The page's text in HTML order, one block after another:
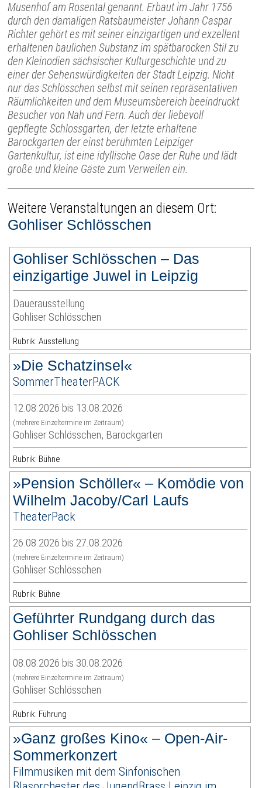
Musenhof am Rosental genannt. Erbaut im Jahr 1756
durch den damaligen Ratsbaumeister Johann Caspar
Richter gehört es mit seiner einzigartigen und exzellent
erhaltenen baulichen Substanz im spätbarocken Stil zu
den Kleinodien sächsischer Kulturgeschichte und zu
einer der Sehenswürdigkeiten der Stadt Leipzig. Nicht
nur das Schlösschen selbst mit seinen repräsentativen
Räumlichkeiten und dem Museumsbereich beeindruckt
Besucher von Nah und Fern. Auch der liebevoll
gepflegte Schlossgarten, der letzte erhaltene
Barockgarten der einst berühmten Leipziger
Gartenkultur, ist eine idyllische Oase der Ruhe und lädt
große und kleine Gäste zum Verweilen ein.
Weitere Veranstaltungen an diesem Ort:
Gohliser Schlösschen
Gohliser Schlösschen – Das
einzigartige Juwel in Leipzig
Dauerausstellung
Gohliser Schlösschen
Rubrik: Ausstellung
»Die Schatzinsel«
SommerTheaterPACK
12.08.2026 bis 13.08.2026
(mehrere Einzeltermine im Zeitraum)
Gohliser Schlösschen, Barockgarten
Rubrik: Bühne
»Pension Schöller« – Komödie von
Wilhelm Jacoby/Carl Laufs
TheaterPack
26.08.2026 bis 27.08.2026
(mehrere Einzeltermine im Zeitraum)
Gohliser Schlösschen
Rubrik: Bühne
Geführter Rundgang durch das
Gohliser Schlösschen
08.08.2026 bis 30.08.2026
(mehrere Einzeltermine im Zeitraum)
Gohliser Schlösschen
Rubrik: Führung
»Ganz großes Kino« – Open-Air-
Sommerkonzert
Filmmusiken mit dem Sinfonischen